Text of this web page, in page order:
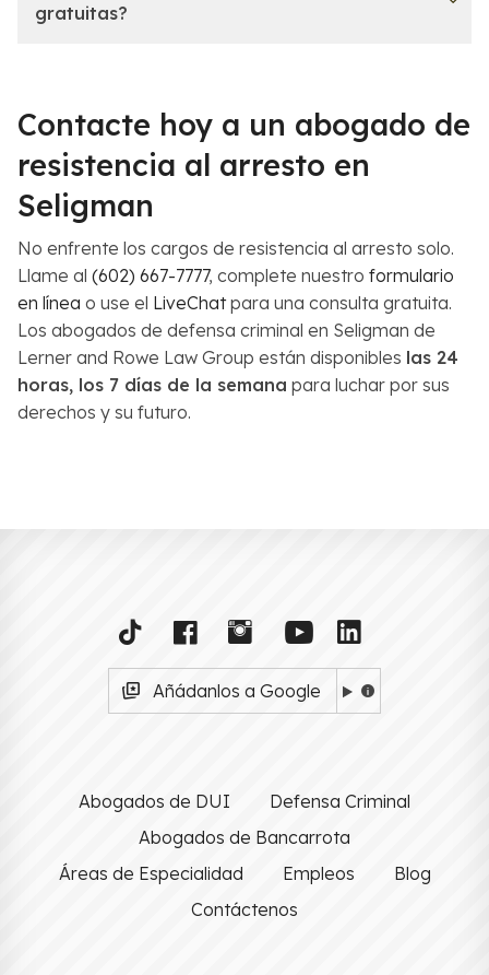
gratuitas?
Contacte hoy a un abogado de
resistencia al arresto en
Seligman
No enfrente los cargos de resistencia al arresto solo.
Llame al (602) 667-7777, complete nuestro formulario
en línea o use el LiveChatpara una consulta gratuita.
Los abogados de defensa criminal en Seligman de
Lerner and Rowe Law Group están disponibles las 24
horas, los 7 días de la semana para luchar por sus
derechos y su futuro.
Añádanlos a Google
Abogados de DUI
Defensa Criminal
Abogados de Bancarrota
Áreas de Especialidad
Empleos
Blog
Contáctenos